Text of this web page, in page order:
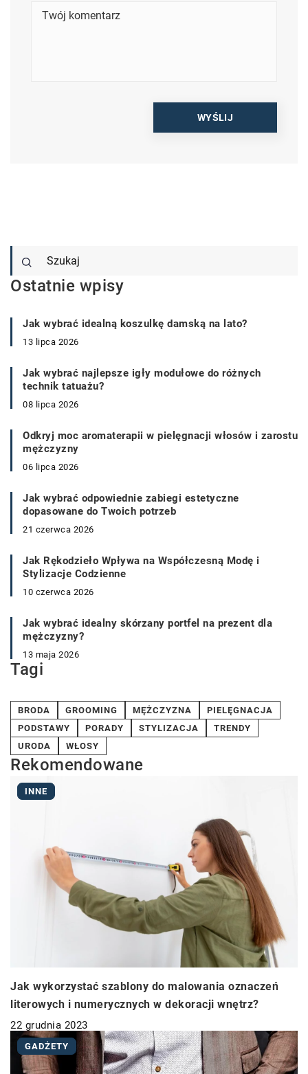
Ostatnie wpisy
Jak wybrać idealną koszulkę damską na lato?
13 lipca 2026
Jak wybrać najlepsze igły modułowe do różnych
technik tatuażu?
08 lipca 2026
Odkryj moc aromaterapii w pielęgnacji włosów i zarostu
mężczyzny
06 lipca 2026
Jak wybrać odpowiednie zabiegi estetyczne
dopasowane do Twoich potrzeb
21 czerwca 2026
Jak Rękodzieło Wpływa na Współczesną Modę i
Stylizacje Codzienne
10 czerwca 2026
Jak wybrać idealny skórzany portfel na prezent dla
mężczyzny?
13 maja 2026
Tagi
BRODA GROOMING MĘŻCZYZNA
PIELĘGNACJA
PODSTAWY
PORADY STYLIZACJA
TRENDY
URODA
WŁOSY
Rekomendowane
INNE
Jak wykorzystać szablony do malowania oznaczeń
literowych i numerycznych w dekoracji wnętrz?
22 grudnia 2023
GADŻETY